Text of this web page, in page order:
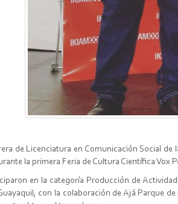
de Licenciatura en Comunicación Social
la primera Feria de Cultura Científica Vox
en la categoría Producción de
con la colaboración de Ajá Parque